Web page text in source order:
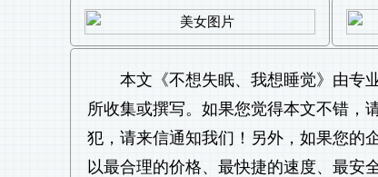
本文《不想失眠、我想睡觉》由专
所收集或撰写。如果您觉得本文不错，
犯，请来信通知我们！另外，如果您的
以最合理的价格、最快捷的速度、最安